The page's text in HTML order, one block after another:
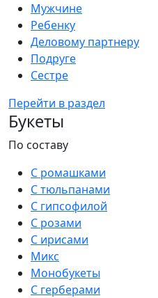
Мужчине
Ребенку
Деловому партнеру
Подруге
Сестре
Перейти в раздел
Букеты
По составу
С ромашками
С тюльпанами
С гипсофилой
С розами
С ирисами
Микс
Монобукеты
С герберами